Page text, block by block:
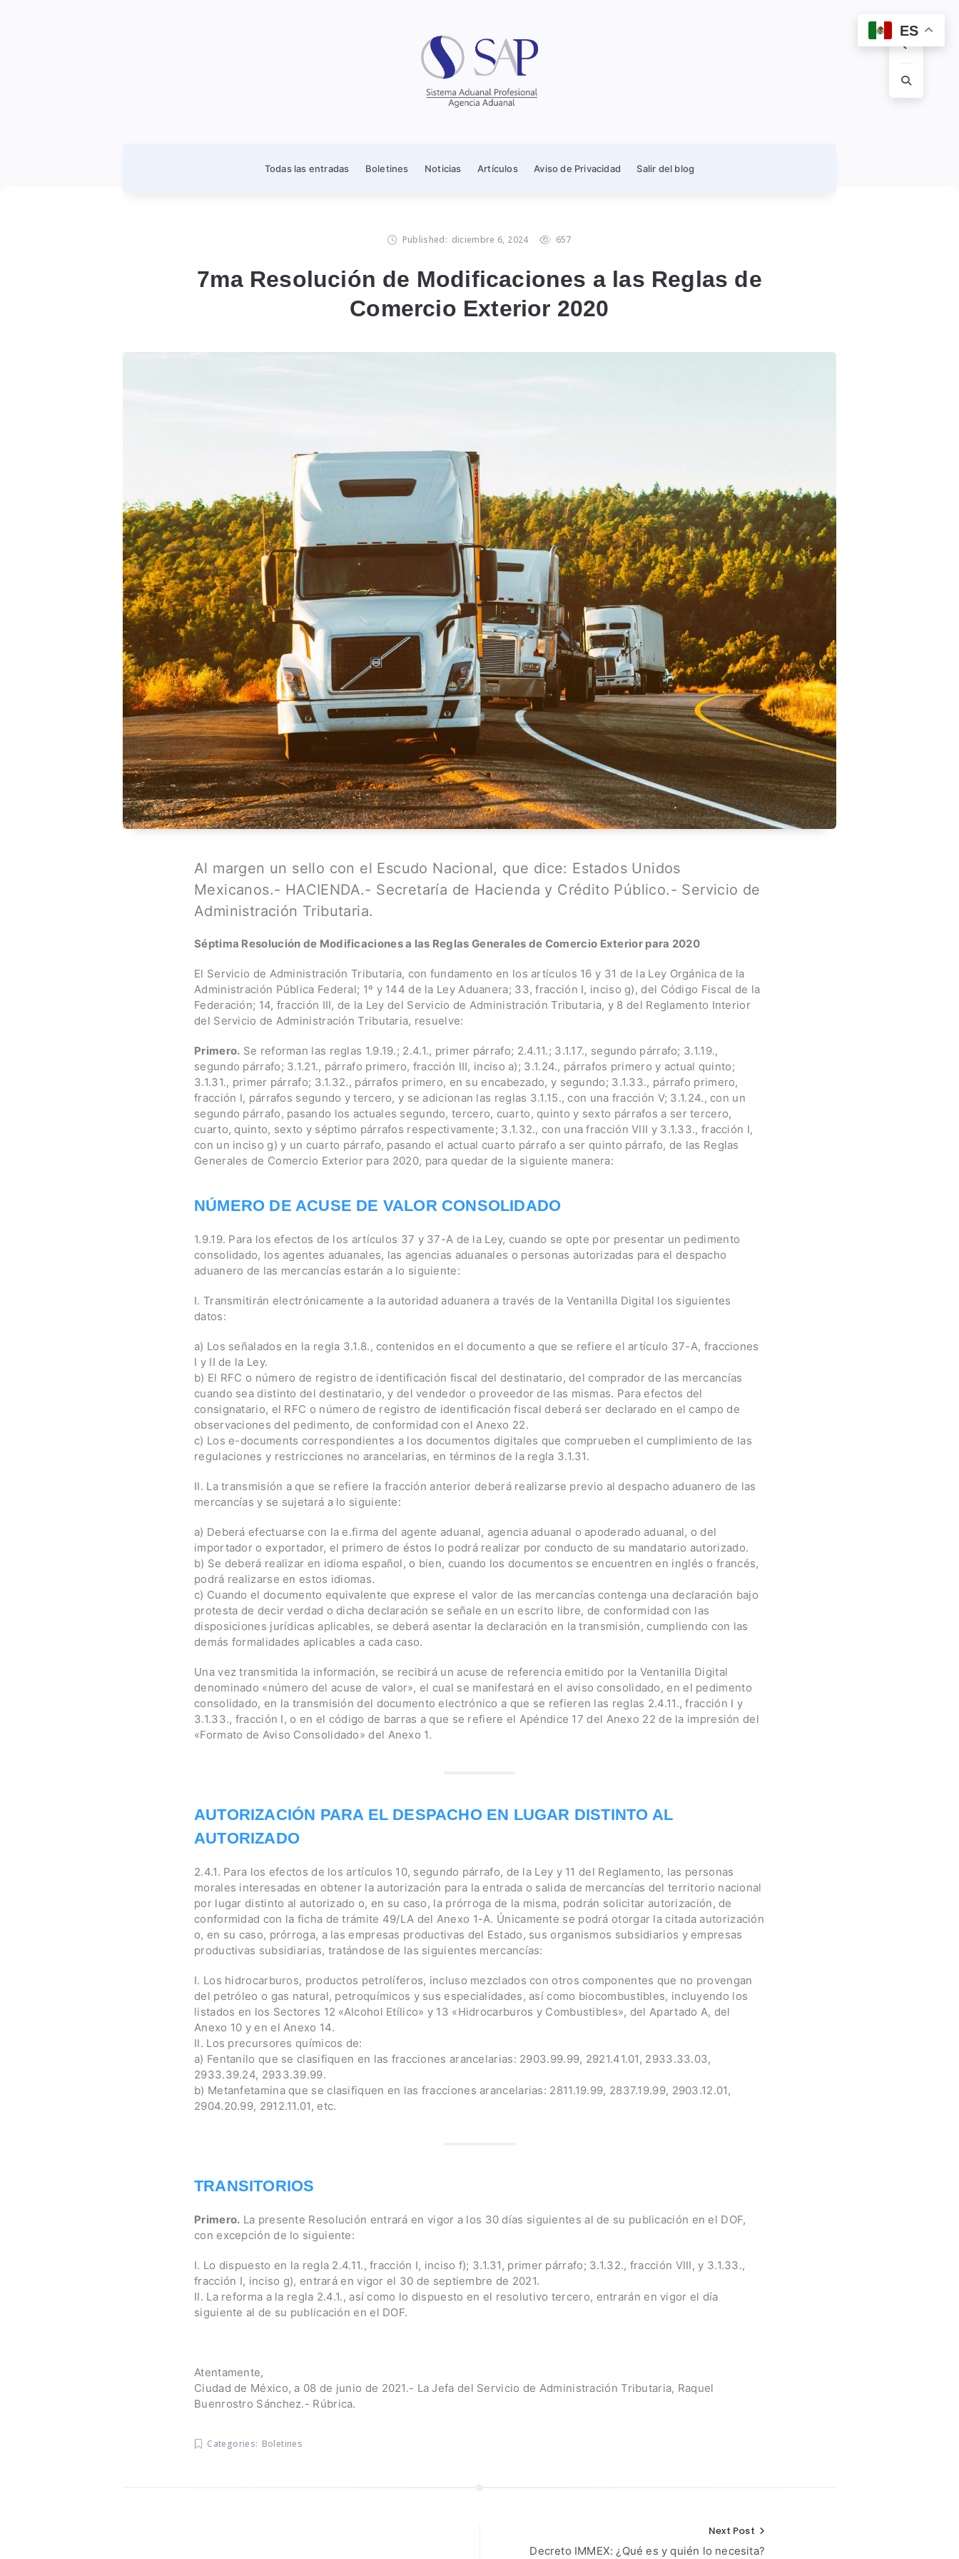
Todas las entradas Boletines Noticias Artículos Aviso de Privacidad Salir del blog
Published: diciembre 6, 2024 657
7ma Resolución de Modificaciones a las Reglas de
Comercio Exterior 2020
Al margen un sello con el Escudo Nacional, que dice: Estados Unidos
Mexicanos.- HACIENDA.- Secretaría de Hacienda y Crédito Público.- Servicio de
Administración Tributaria.
Séptima Resolución de Modificaciones a las Reglas Generales de Comercio Exterior para 2020
El Servicio de Administración Tributaria, con fundamento en los artículos 16 y 31 de la Ley Orgánica de la
Administración Pública Federal; 1º y 144 de la Ley Aduanera; 33, fracción I, inciso g), del Código Fiscal de la
Federación; 14, fracción III, de la Ley del Servicio de Administración Tributaria, y 8 del Reglamento Interior
del Servicio de Administración Tributaria, resuelve:
Primero. Se reforman las reglas 1.9.19.; 2.4.1., primer párrafo; 2.4.11.; 3.1.17., segundo párrafo; 3.1.19.,
segundo párrafo; 3.1.21., párrafo primero, fracción III, inciso a); 3.1.24., párrafos primero y actual quinto;
3.1.31., primer párrafo; 3.1.32., párrafos primero, en su encabezado, y segundo; 3.1.33., párrafo primero,
fracción I, párrafos segundo y tercero, y se adicionan las reglas 3.1.15., con una fracción V; 3.1.24., con un
segundo párrafo, pasando los actuales segundo, tercero, cuarto, quinto y sexto párrafos a ser tercero,
cuarto, quinto, sexto y séptimo párrafos respectivamente; 3.1.32., con una fracción VIII y 3.1.33., fracción I,
con un inciso g) y un cuarto párrafo, pasando el actual cuarto párrafo a ser quinto párrafo, de las Reglas
Generales de Comercio Exterior para 2020, para quedar de la siguiente manera:
NÚMERO DE ACUSE DE VALOR CONSOLIDADO
1.9.19. Para los efectos de los artículos 37 y 37-A de la Ley, cuando se opte por presentar un pedimento
consolidado, los agentes aduanales, las agencias aduanales o personas autorizadas para el despacho
aduanero de las mercancías estarán a lo siguiente:
I. Transmitirán electrónicamente a la autoridad aduanera a través de la Ventanilla Digital los siguientes
datos:
a) Los señalados en la regla 3.1.8., contenidos en el documento a que se refiere el artículo 37-A, fracciones
I y II de la Ley.
b) El RFC o número de registro de identificación fiscal del destinatario, del comprador de las mercancías
cuando sea distinto del destinatario, y del vendedor o proveedor de las mismas. Para efectos del
consignatario, el RFC o número de registro de identificación fiscal deberá ser declarado en el campo de
observaciones del pedimento, de conformidad con el Anexo 22.
c) Los e-documents correspondientes a los documentos digitales que comprueben el cumplimiento de las
regulaciones y restricciones no arancelarias, en términos de la regla 3.1.31.
II. La transmisión a que se refiere la fracción anterior deberá realizarse previo al despacho aduanero de las
mercancías y se sujetará a lo siguiente:
a) Deberá efectuarse con la e.firma del agente aduanal, agencia aduanal o apoderado aduanal, o del
importador o exportador, el primero de éstos lo podrá realizar por conducto de su mandatario autorizado.
b) Se deberá realizar en idioma español, o bien, cuando los documentos se encuentren en inglés o francés,
podrá realizarse en estos idiomas.
c) Cuando el documento equivalente que exprese el valor de las mercancías contenga una declaración bajo
protesta de decir verdad o dicha declaración se señale en un escrito libre, de conformidad con las
disposiciones jurídicas aplicables, se deberá asentar la declaración en la transmisión, cumpliendo con las
demás formalidades aplicables a cada caso.
Una vez transmitida la información, se recibirá un acuse de referencia emitido por la Ventanilla Digital
denominado «número del acuse de valor», el cual se manifestará en el aviso consolidado, en el pedimento
consolidado, en la transmisión del documento electrónico a que se refieren las reglas 2.4.11., fracción I y
3.1.33., fracción I, o en el código de barras a que se refiere el Apéndice 17 del Anexo 22 de la impresión del
«Formato de Aviso Consolidado» del Anexo 1.
AUTORIZACIÓN PARA EL DESPACHO EN LUGAR DISTINTO AL
AUTORIZADO
2.4.1. Para los efectos de los artículos 10, segundo párrafo, de la Ley y 11 del Reglamento, las personas
morales interesadas en obtener la autorización para la entrada o salida de mercancías del territorio nacional
por lugar distinto al autorizado o, en su caso, la prórroga de la misma, podrán solicitar autorización, de
conformidad con la ficha de trámite 49/LA del Anexo 1-A. Únicamente se podrá otorgar la citada autorización
o, en su caso, prórroga, a las empresas productivas del Estado, sus organismos subsidiarios y empresas
productivas subsidiarias, tratándose de las siguientes mercancías:
I. Los hidrocarburos, productos petrolíferos, incluso mezclados con otros componentes que no provengan
del petróleo o gas natural, petroquímicos y sus especialidades, así como biocombustibles, incluyendo los
listados en los Sectores 12 «Alcohol Etílico» y 13 «Hidrocarburos y Combustibles», del Apartado A, del
Anexo 10 y en el Anexo 14.
II. Los precursores químicos de:
a) Fentanilo que se clasifiquen en las fracciones arancelarias: 2903.99.99, 2921.41.01, 2933.33.03,
2933.39.24, 2933.39.99.
b) Metanfetamina que se clasifiquen en las fracciones arancelarias: 2811.19.99, 2837.19.99, 2903.12.01,
2904.20.99, 2912.11.01, etc.
TRANSITORIOS
Primero. La presente Resolución entrará en vigor a los 30 días siguientes al de su publicación en el DOF,
con excepción de lo siguiente:
I. Lo dispuesto en la regla 2.4.11., fracción I, inciso f); 3.1.31, primer párrafo; 3.1.32., fracción VIII, y 3.1.33.,
fracción I, inciso g), entrará en vigor el 30 de septiembre de 2021.
II. La reforma a la regla 2.4.1., así como lo dispuesto en el resolutivo tercero, entrarán en vigor el día
siguiente al de su publicación en el DOF.
Atentamente,
Ciudad de México, a 08 de junio de 2021.- La Jefa del Servicio de Administración Tributaria, Raquel
Buenrostro Sánchez.- Rúbrica.
Categories: Boletines
Next Post
Decreto IMMEX: ¿Qué es y quién lo necesita?
ES